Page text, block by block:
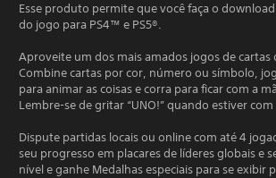
Esse produto permite que você faça o
do jogo para PS4™ e PS5®.
Aproveite um dos mais amados jogos de cartas
Combine cartas por cor, número ou símbolo,
para animar as coisas e corra para ficar com a
Lembre-se de gritar “UNO!” quando estiver
Dispute partidas locais ou online com até 4
seu progresso em placares de líderes globais e
nível e ganhe Medalhas especiais para se exibir